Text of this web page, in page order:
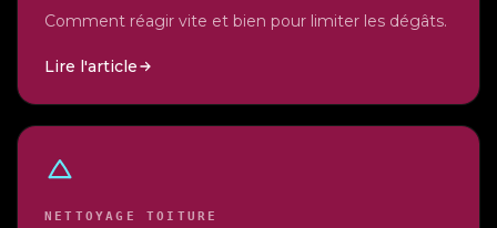
Comment réagir vite et bien pour limiter les dégâts.
Lire l'article
NETTOYAGE TOITURE